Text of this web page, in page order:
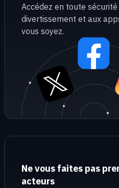
Accédez en toute
divertissement et aux
vous soyez.
Ne vous faites pas
acteurs